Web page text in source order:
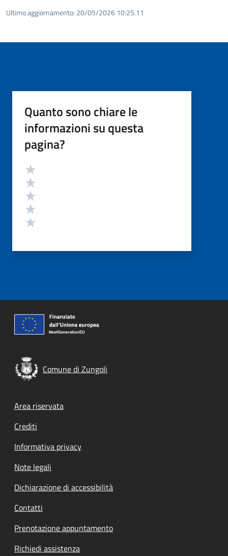
Ultimo aggiornamento: 20/05/2026 10:25.11
Quanto sono chiare le
informazioni su questa
pagina?
Valutazione
Comune di Zungoli
Footer menu
Area riservata
Crediti
Informativa privacy
Note legali
Dichiarazione di accessibilità
Contatti
Prenotazione appuntamento
Richiedi assistenza